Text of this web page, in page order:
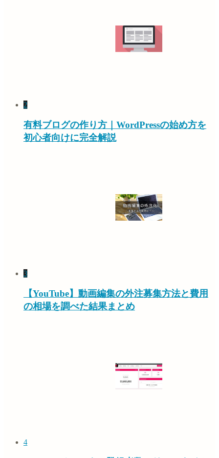
2
有料ブログの作り方｜WordPressの始め方を
初心者向けに完全解説
3
【YouTube】動画編集の外注募集方法と費用
の相場を調べた結果まとめ
4